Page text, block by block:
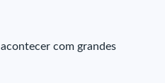
com grandes